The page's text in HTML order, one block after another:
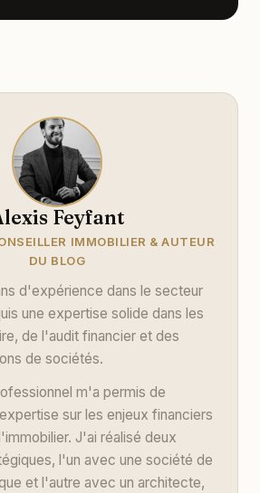
Feyfant
IMMOBILIER & AUTEUR
DU BLOG
d'expérience dans le secteur
une expertise solide dans les
de l'audit financier et des
de sociétés.
m'a permis de
sur les enjeux financiers
J'ai réalisé deux
l'un avec une société de
et l'autre avec un architecte,